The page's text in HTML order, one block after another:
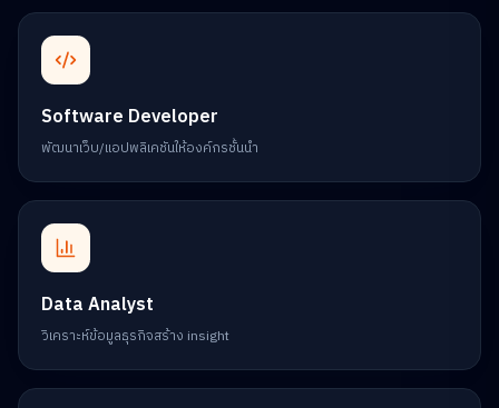
Software Developer
พัฒนาเว็บ/แอปพลิเคชันให้องค์กรชั้นนำ
Data Analyst
วิเคราะห์ข้อมูลธุรกิจสร้าง insight